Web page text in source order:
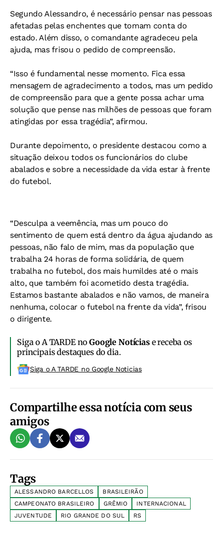
Segundo Alessandro, é necessário pensar nas pessoas
afetadas pelas enchentes que tomam conta do
estado. Além disso, o comandante agradeceu pela
ajuda, mas frisou o pedido de compreensão.
“Isso é fundamental nesse momento. Fica essa
mensagem de agradecimento a todos, mas um pedido
de compreensão para que a gente possa achar uma
solução que pense nas milhões de pessoas que foram
atingidas por essa tragédia”, afirmou.
Durante depoimento, o presidente destacou como a
situação deixou todos os funcionários do clube
abalados e sobre a necessidade da vida estar à frente
do futebol.
“Desculpa a veemência, mas um pouco do
sentimento de quem está dentro da água ajudando as
pessoas, não falo de mim, mas da população que
trabalha 24 horas de forma solidária, de quem
trabalha no futebol, dos mais humildes até o mais
alto, que também foi acometido desta tragédia.
Estamos bastante abalados e não vamos, de maneira
nenhuma, colocar o futebol na frente da vida”, frisou
o dirigente.
Siga o A TARDE noGoogle Notíciase receba os
principais destaques do dia.
Siga o A TARDE no Google Noticias
Compartilhe essa notícia com seus
amigos
Tags
ALESSANDRO BARCELLOS
BRASILEIRÃO
CAMPEONATO BRASILEIRO
GRÊMIO
INTERNACIONAL
JUVENTUDE
RIO GRANDE DO SUL RS